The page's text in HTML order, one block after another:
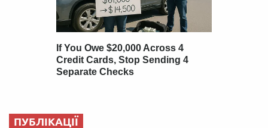
ПУБЛІКАЦІЇ